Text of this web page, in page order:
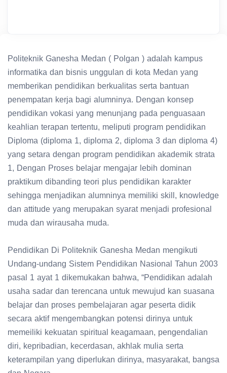
Politeknik Ganesha Medan ( Polgan ) adalah kampus
informatika dan bisnis unggulan di kota Medan yang
memberikan pendidikan berkualitas serta bantuan
penempatan kerja bagi alumninya. Dengan konsep
pendidikan vokasi yang menunjang pada penguasaan
keahlian terapan tertentu, meliputi program pendidikan
Diploma (diploma 1, diploma 2, diploma 3 dan diploma 4)
yang setara dengan program pendidikan akademik strata
1, Dengan Proses belajar mengajar lebih dominan
praktikum dibanding teori plus pendidikan karakter
sehingga menjadikan alumninya memiliki skill, knowledge
dan attitude yang merupakan syarat menjadi profesional
muda dan wirausaha muda.
Pendidikan Di Politeknik Ganesha Medan mengikuti
Undang-undang Sistem Pendidikan Nasional Tahun 2003
pasal 1 ayat 1 dikemukakan bahwa, “Pendidikan adalah
usaha sadar dan terencana untuk mewujud kan suasana
belajar dan proses pembelajaran agar peserta didik
secara aktif mengembangkan potensi dirinya untuk
memeiliki kekuatan spiritual keagamaan, pengendalian
diri, kepribadian, kecerdasan, akhlak mulia serta
keterampilan yang diperlukan dirinya, masyarakat, bangsa